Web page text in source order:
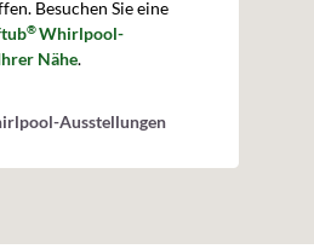
Besuchen Sie eine
®Whirlpool-
Nähe.
Ausstellungen